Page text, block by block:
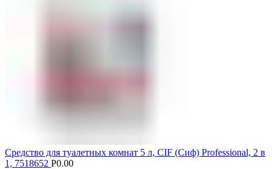
Средство для туалетных комнат 5 л, CIF (Сиф) Professional, 2 в
1, 7518652 Р0.00